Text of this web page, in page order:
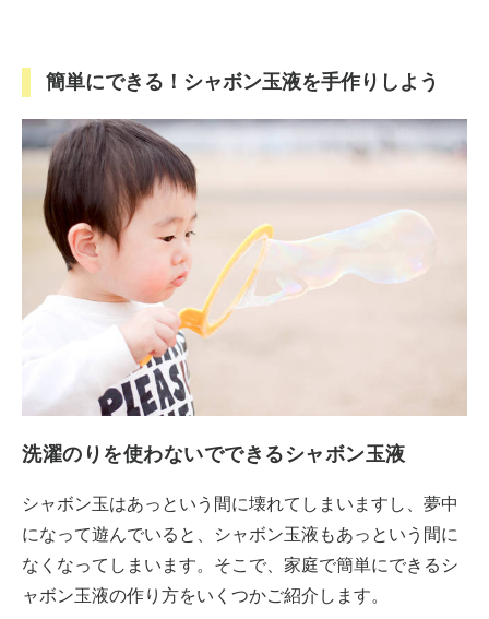
簡単にできる！シャボン玉液を手作りしよう
洗濯のりを使わないでできるシャボン玉液
シャボン玉はあっという間に壊れてしまいますし、夢中
になって遊んでいると、シャボン玉液もあっという間に
なくなってしまいます。そこで、家庭で簡単にできるシ
ャボン玉液の作り方をいくつかご紹介します。